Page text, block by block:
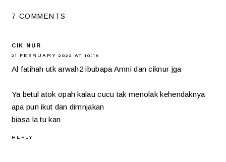
7 COMMENTS
CIK NUR
21 FEBRUARY 2022 AT 10:16
Al fatihah utk arwah2 ibubapa Amni dan ciknur jga
Ya betul atok opah kalau cucu tak menolak kehendaknya
apa pun ikut dan dimnjakan
biasa la tu kan
REPLY